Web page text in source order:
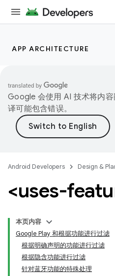
APP ARCHITECTURE
Google 会使用 AI 技术将内
译可能包含错误。
Android Developers Design &
<uses-
本页内容
Google Play 和根据功能进行过滤
根据明确声明的功能进行过滤
根据隐含功能进行过滤
针对蓝牙功能的特殊处理